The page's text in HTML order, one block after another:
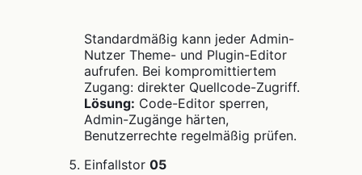
Standardmäßig kann jeder Admin-
Nutzer Theme- und Plugin-Editor
aufrufen. Bei kompromittiertem
Zugang: direkter Quellcode-Zugriff.
Lösung: Code-Editor sperren,
Admin-Zugänge härten,
Benutzerrechte regelmäßig prüfen.
Einfallstor 05